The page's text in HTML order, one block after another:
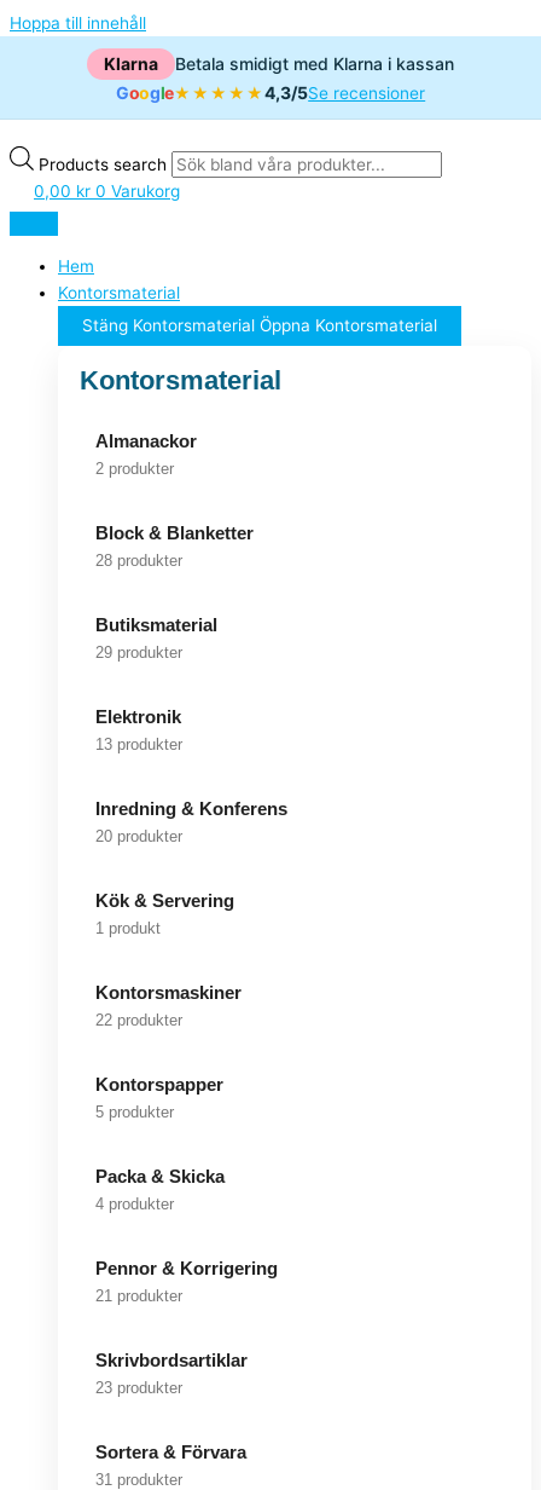
Hoppa till innehåll
Klarna
Betala smidigt med Klarna i kassan
Google★★★★★4,3/5Se recensioner
Products search
0,00 kr 0 Varukorg
Hem
Kontorsmaterial
Stäng Kontorsmaterial Öppna Kontorsmaterial
Kontorsmaterial
Almanackor
2 produkter
Block & Blanketter
28 produkter
Butiksmaterial
29 produkter
Elektronik
13 produkter
Inredning & Konferens
20 produkter
Kök & Servering
1 produkt
Kontorsmaskiner
22 produkter
Kontorspapper
5 produkter
Packa & Skicka
4 produkter
Pennor & Korrigering
21 produkter
Skrivbordsartiklar
23 produkter
Sortera & Förvara
31 produkter